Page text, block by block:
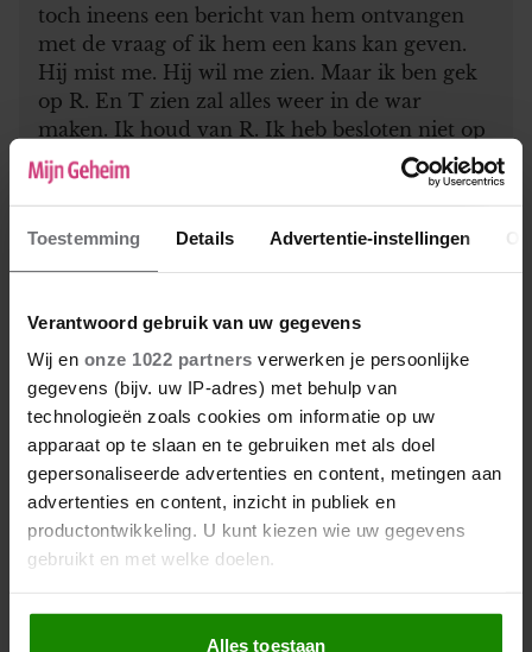
Toestemming Details Advertentie-instellingen
Verantwoord gebruik van uw gegevens
Wij en onze 1022 partners verwerken je persoonlijke
gegevens (bijv. uw IP-adres) met behulp van
technologieën zoals cookies om informatie op uw
apparaat op te slaan en te gebruiken met als doel
gepersonaliseerde advertenties en content, metingen aan
advertenties en content, inzicht in publiek en
productontwikkeling. U kunt kiezen wie uw gegevens
gebruikt en met welke doelen.
Als u het toestaat, willen we ook graag:
Alles toestaan
toch ineens een bericht van hem ontvangen
met de vraag of ik hem een kans kan geven.
Hij mist me. Hij wil me zien. Maar ik ben gek
op R. En T zien zal alles weer in de war
maken. Ik houd van R. Ik heb besloten niet op
T te reageren. Nu ik gelukkig ben, wil hij
ineens wat van mij. Ga weg T. Doei.
Geef een reactie
Je e-mailadres wordt niet gepubliceerd.
Vereiste
velden zijn gemarkeerd met *
Naam*
E-mail*